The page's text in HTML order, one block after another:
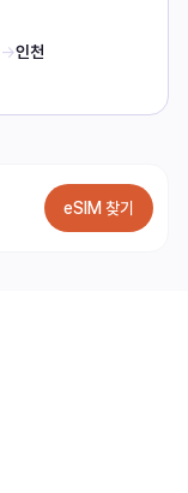
→인천
eSIM 찾기